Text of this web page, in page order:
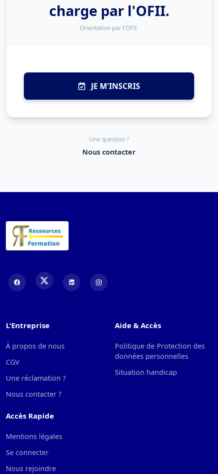
charge par l'OFII.
Orientation par l'OFII.
JE M'INSCRIS
Une question ?
Nous contacter
L'Entreprise
À propos de nous
CGV
Une réclamation ?
Nous contacter ?
Aide & Accès
Politique de Protection des
données personnelles
Situation handicap
Accès Rapide
Mentions légales
Se connecter
Nous rejoindre